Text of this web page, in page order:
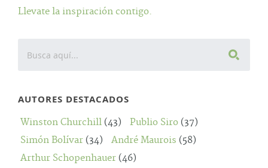
Llevate la inspiración contigo.
AUTORES DESTACADOS
Winston Churchill (43) Publio Siro (37)
Simón Bolívar (34) André Maurois (58)
Arthur Schopenhauer (46)